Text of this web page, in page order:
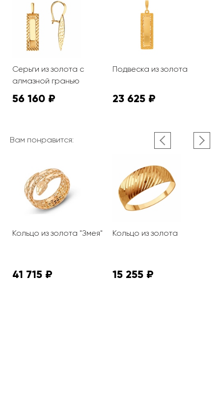
Серьги из золота с
алмазной гранью
56 160 ₽
Подвеска из золота
23 625 ₽
Вам понравится:
Кольцо из золота "Змея"
41 715 ₽
Кольцо из золота
15 255 ₽